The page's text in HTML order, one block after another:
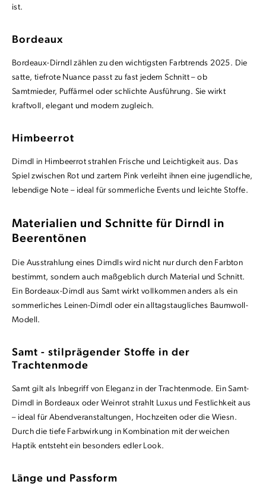
ist.
Bordeaux
Bordeaux-Dirndl zählen zu den wichtigsten Farbtrends 2025. Die
satte, tiefrote Nuance passt zu fast jedem Schnitt – ob
Samtmieder, Puffärmel oder schlichte Ausführung. Sie wirkt
kraftvoll, elegant und modern zugleich.
Himbeerrot
Dirndl in Himbeerrot strahlen Frische und Leichtigkeit aus. Das
Spiel zwischen Rot und zartem Pink verleiht ihnen eine jugendliche,
lebendige Note – ideal für sommerliche Events und leichte Stoffe.
Materialien und Schnitte für Dirndl in
Beerentönen
Die Ausstrahlung eines Dirndls wird nicht nur durch den Farbton
bestimmt, sondern auch maßgeblich durch Material und Schnitt.
Ein Bordeaux-Dirndl aus Samt wirkt vollkommen anders als ein
sommerliches Leinen-Dirndl oder ein alltagstaugliches Baumwoll-
Modell.
Samt - stilprägender Stoffe in der
Trachtenmode
Samt gilt als Inbegriff von Eleganz in der Trachtenmode. Ein Samt-
Dirndl in Bordeaux oder Weinrot strahlt Luxus und Festlichkeit aus
– ideal für Abendveranstaltungen, Hochzeiten oder die Wiesn.
Durch die tiefe Farbwirkung in Kombination mit der weichen
Haptik entsteht ein besonders edler Look.
Länge und Passform